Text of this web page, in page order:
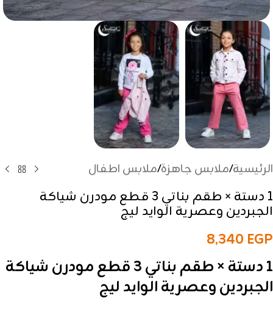
الرئيسية/ملابس جاهزة/ملابس اطفال
1 دستة × طقم بناتي 3 قطع مودرن شياكة
الجبردين وعصرية الوايد ليج
8,340 EGP
1 دستة × طقم بناتي 3 قطع مودرن شياكة
الجبردين وعصرية الوايد ليج